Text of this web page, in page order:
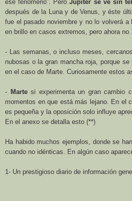
ese fenómeno”. PeroJúpiter se ve sin
después de la Lunay de Venus, y éste
fue el pasado noviembre y no lo volverá
en brillo en casos extremos, pero ahora no.
- Las semanas, o incluso meses,
nubosas o la gran mancha roja, porque
en el caso de Marte. Curiosamente estos
- Martesi experimenta un gran cambio
momentos en que está más lejano. En el
es pequeña y la oposición solo influye
En el anexo se detalla esto (**)
Ha habido muchos ejemplos, donde se
cuando no idénticas. En algún caso
1- Un prestigioso diario de información